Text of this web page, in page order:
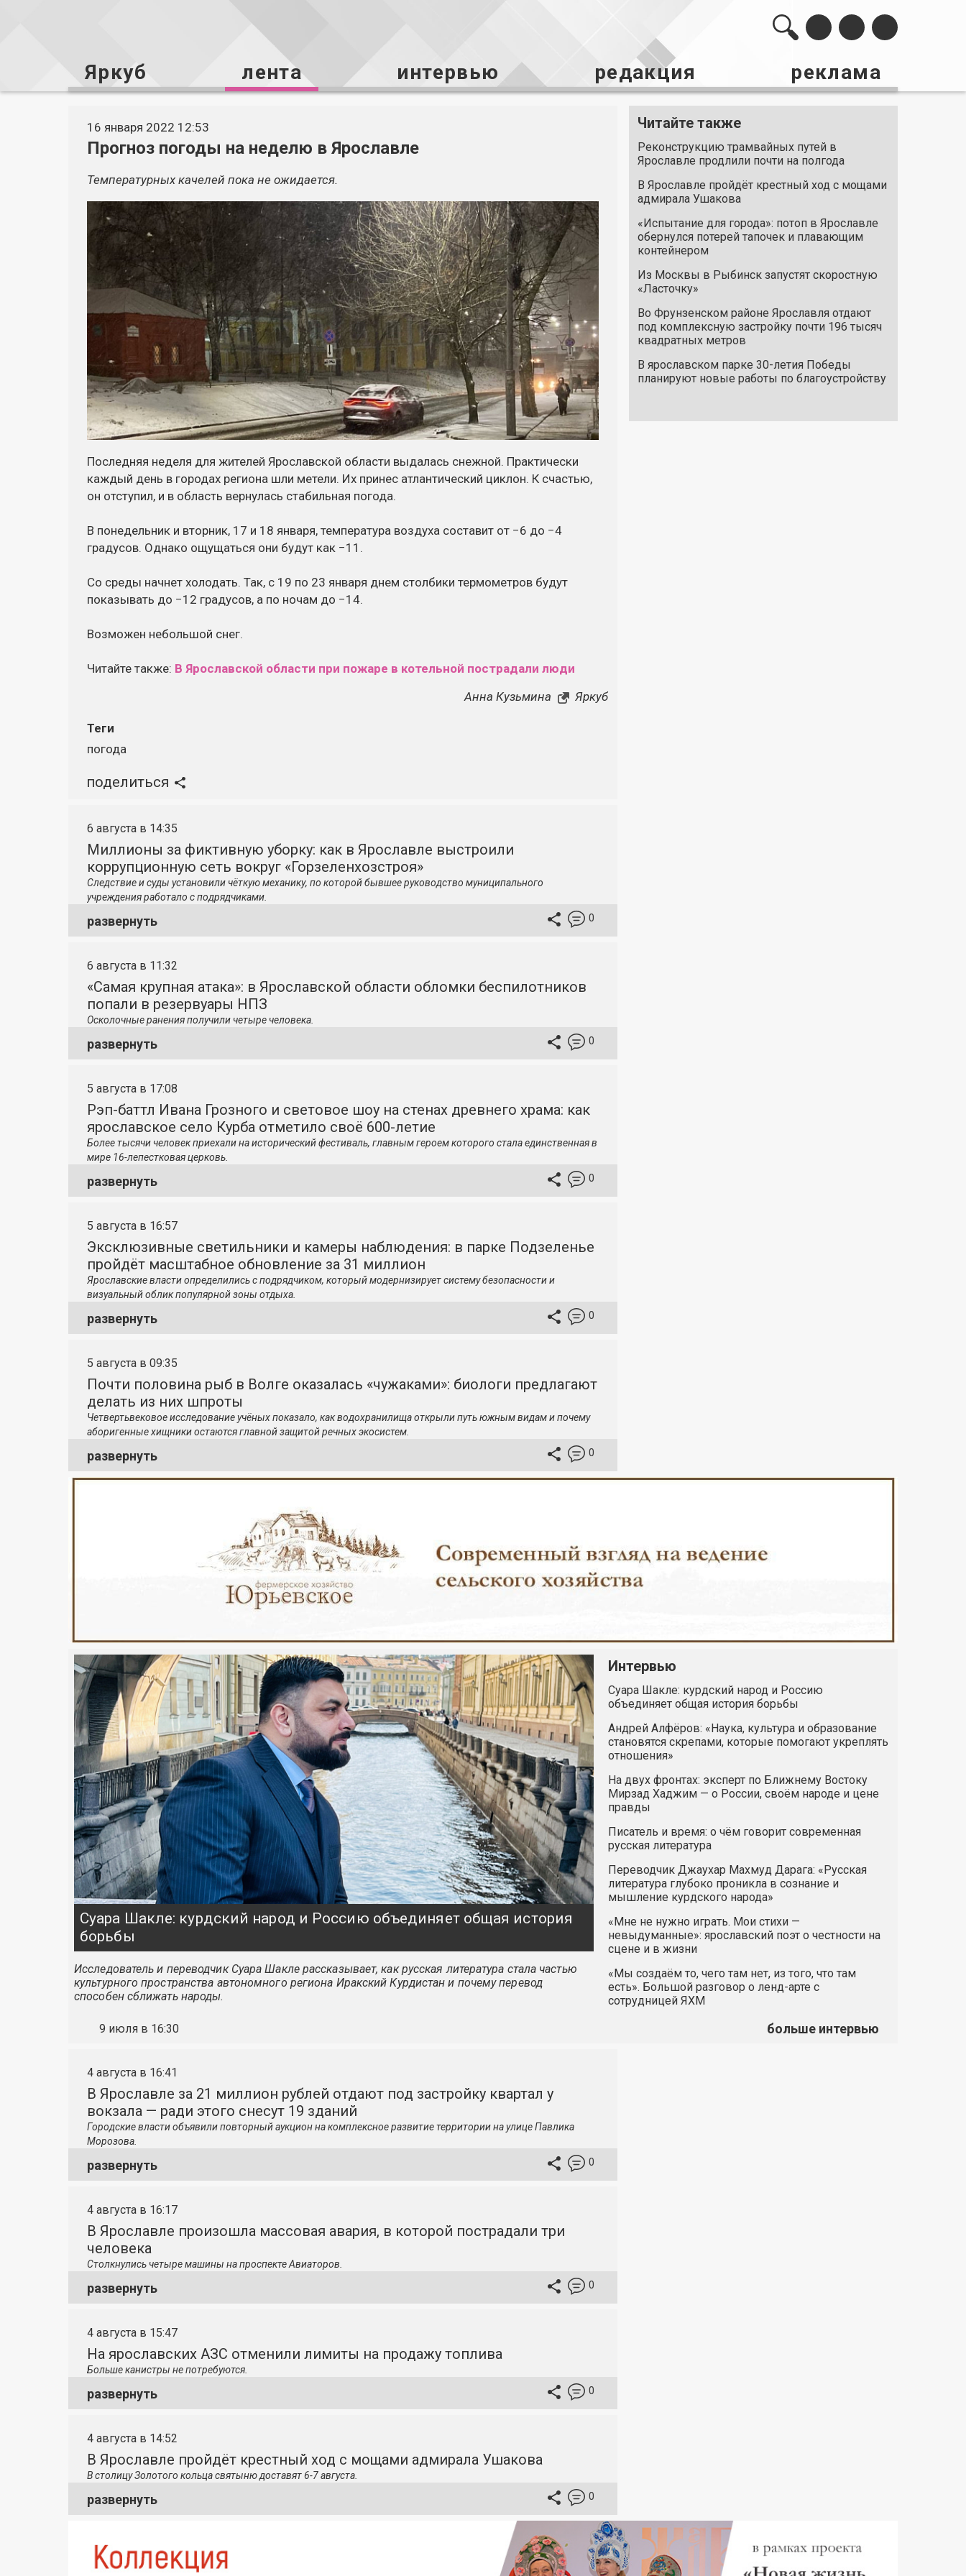
Яркуб лента интервью редакция реклама
16 января 2022 12:53
Прогноз погоды на неделю в Ярославле
Температурных качелей пока не ожидается.
Последняя неделя для жителей Ярославской области выдалась снежной. Практически
каждый день в городах региона шли метели. Их принес атлантический циклон. К счастью,
он отступил, и в область вернулась стабильная погода.
В понедельник и вторник, 17 и 18 января, температура воздуха составит от −6 до −4
градусов. Однако ощущаться они будут как −11.
Со среды начнет холодать. Так, с 19 по 23 января днем столбики термометров будут
показывать до −12 градусов, а по ночам до −14.
Возможен небольшой снег.
Читайте также: В Ярославской области при пожаре в котельной пострадали люди
Анна Кузьмина
Яркуб
Теги
погода
поделиться
Читайте также
Реконструкцию трамвайных путей в
Ярославле продлили почти на полгода
В Ярославле пройдёт крестный ход с мощами
адмирала Ушакова
«Испытание для города»: потоп в Ярославле
обернулся потерей тапочек и плавающим
контейнером
Из Москвы в Рыбинск запустят скоростную
«Ласточку»
Во Фрунзенском районе Ярославля отдают
под комплексную застройку почти 196 тысяч
квадратных метров
В ярославском парке 30-летия Победы
планируют новые работы по благоустройству
6 августа в 14:35
Миллионы за фиктивную уборку: как в Ярославле выстроили
коррупционную сеть вокруг «Горзеленхозстроя»
Следствие и суды установили чёткую механику, по которой бывшее руководство муниципального
учреждения работало с подрядчиками.
развернуть 0
6 августа в 11:32
«Самая крупная атака»: в Ярославской области обломки беспилотников
попали в резервуары НПЗ
Осколочные ранения получили четыре человека.
развернуть 0
5 августа в 17:08
Рэп-баттл Ивана Грозного и световое шоу на стенах древнего храма: как
ярославское село Курба отметило своё 600-летие
Более тысячи человек приехали на исторический фестиваль, главным героем которого стала единственная в
мире 16-лепестковая церковь.
развернуть 0
5 августа в 16:57
Эксклюзивные светильники и камеры наблюдения: в парке Подзеленье
пройдёт масштабное обновление за 31 миллион
Ярославские власти определились с подрядчиком, который модернизирует систему безопасности и
визуальный облик популярной зоны отдыха.
развернуть 0
5 августа в 09:35
Почти половина рыб в Волге оказалась «чужаками»: биологи предлагают
делать из них шпроты
Четвертьвековое исследование учёных показало, как водохранилища открыли путь южным видам и почему
аборигенные хищники остаются главной защитой речных экосистем.
развернуть 0
Суара Шакле: курдский народ и Россию объединяет общая история
борьбы
Исследователь и переводчик Суара Шакле рассказывает, как русская литература стала частью
культурного пространства автономного региона Иракский Курдистан и почему перевод
способен сближать народы.
9 июля в 16:30
Интервью
Суара Шакле: курдский народ и Россию
объединяет общая история борьбы
Андрей Алфёров: «Наука, культура и образование
становятся скрепами, которые помогают укреплять
отношения»
На двух фронтах: эксперт по Ближнему Востоку
Мирзад Хаджим — о России, своём народе и цене
правды
Писатель и время: о чём говорит современная
русская литература
Переводчик Джаухар Махмуд Дарага: «Русская
литература глубоко проникла в сознание и
мышление курдского народа»
«Мне не нужно играть. Мои стихи —
невыдуманные»: ярославский поэт о честности на
сцене и в жизни
«Мы создаём то, чего там нет, из того, что там
есть». Большой разговор о ленд-арте с
сотрудницей ЯХМ
больше интервью
4 августа в 16:41
В Ярославле за 21 миллион рублей отдают под застройку квартал у
вокзала — ради этого снесут 19 зданий
Городские власти объявили повторный аукцион на комплексное развитие территории на улице Павлика
Морозова.
развернуть 0
4 августа в 16:17
В Ярославле произошла массовая авария, в которой пострадали три
человека
Столкнулись четыре машины на проспекте Авиаторов.
развернуть 0
4 августа в 15:47
На ярославских АЗС отменили лимиты на продажу топлива
Больше канистры не потребуются.
развернуть 0
4 августа в 14:52
В Ярославле пройдёт крестный ход с мощами адмирала Ушакова
В столицуЗолотого кольца святыню доставят 6-7 августа.
развернуть 0